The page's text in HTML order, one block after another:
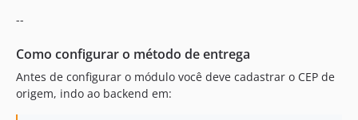
--
Como configurar o método de entrega
Antes de configurar o módulo você deve cadastrar o CEP de
origem, indo ao backend em: